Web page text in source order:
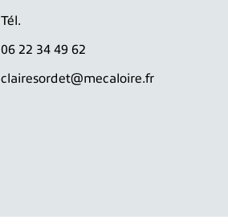
Tél.
06 22 34 49 62
clairesordet@mecaloire.fr